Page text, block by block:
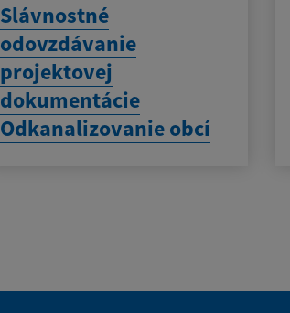
Slávnostné
odovzdávanie
projektovej
dokumentácie
Odkanalizovanie obcí